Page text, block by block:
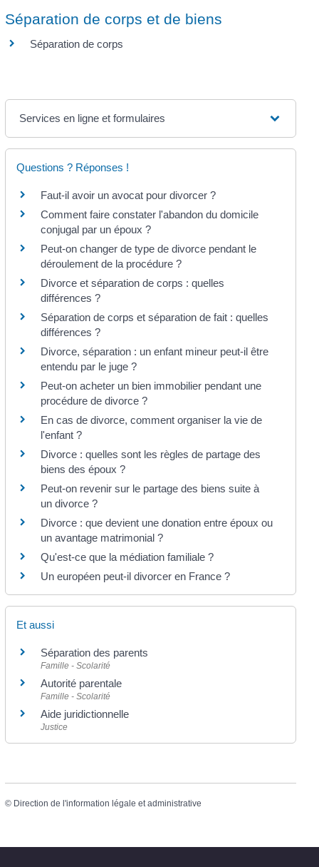
Séparation de corps et de biens
Séparation de corps
Services en ligne et formulaires
Questions ? Réponses !
Faut-il avoir un avocat pour divorcer ?
Comment faire constater l'abandon du domicile
conjugal par un époux ?
Peut-on changer de type de divorce pendant le
déroulement de la procédure ?
Divorce et séparation de corps : quelles
différences ?
Séparation de corps et séparation de fait : quelles
différences ?
Divorce, séparation : un enfant mineur peut-il être
entendu par le juge ?
Peut-on acheter un bien immobilier pendant une
procédure de divorce ?
En cas de divorce, comment organiser la vie de
l'enfant ?
Divorce : quelles sont les règles de partage des
biens des époux ?
Peut-on revenir sur le partage des biens suite à
un divorce ?
Divorce : que devient une donation entre époux ou
un avantage matrimonial ?
Qu'est-ce que la médiation familiale ?
Un européen peut-il divorcer en France ?
Et aussi
Séparation des parents
Famille - Scolarité
Autorité parentale
Famille - Scolarité
Aide juridictionnelle
Justice
© Direction de l'information légale et administrative